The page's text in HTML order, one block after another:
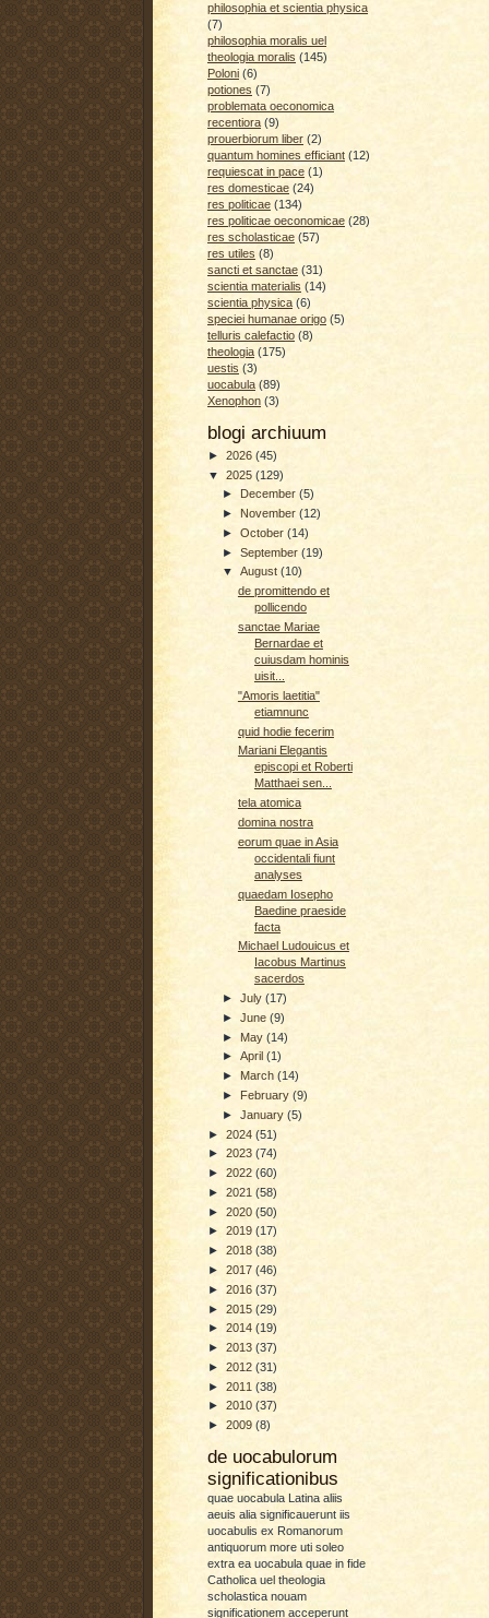
philosophia et scientia physica
(7)
philosophia moralis uel
theologia moralis (145)
Poloni (6)
potiones (7)
problemata oeconomica
recentiora (9)
prouerbiorum liber (2)
quantum homines efficiant (12)
requiescat in pace (1)
res domesticae (24)
res politicae (134)
res politicae oeconomicae (28)
res scholasticae (57)
res utiles (8)
sancti et sanctae (31)
scientia materialis (14)
scientia physica (6)
speciei humanae origo (5)
telluris calefactio (8)
theologia (175)
uestis (3)
uocabula (89)
Xenophon (3)
blogi archiuum
► 2026 (45)
▼ 2025 (129)
►
December(5)
►November(12)
►October(14)
►September(19)
▼August(10)
de promittendo et
pollicendo
sanctae Mariae
Bernardae et
cuiusdam hominis
uisit...
"Amoris laetitia"
etiamnunc
quid hodie fecerim
Mariani Elegantis
episcopi et Roberti
Matthaei sen...
tela atomica
domina nostra
eorum quae in Asia
occidentali fiunt
analyses
quaedam Iosepho
Baedine praeside
facta
Michael Ludouicus et
Iacobus Martinus
sacerdos
►July(17)
►June(9)
►May(14)
►April(1)
► March(14)
►February(9)
►January(5)
► 2024 (51)
► 2023 (74)
► 2022 (60)
► 2021 (58)
► 2020 (50)
► 2019 (17)
► 2018 (38)
► 2017 (46)
► 2016 (37)
► 2015 (29)
► 2014 (19)
► 2013 (37)
► 2012 (31)
► 2011 (38)
► 2010 (37)
► 2009 (8)
de uocabulorum
significationibus
quae uocabula Latina aliis
aeuis alia significauerunt iis
uocabulis ex Romanorum
antiquorum more uti soleo
extra ea uocabula quae in fide
Catholica uel theologia
scholastica nouam
significationem acceperunt